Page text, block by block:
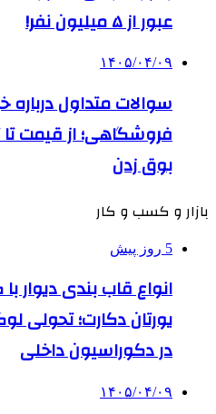
عبور از ۵ میلیون نفر!
۱۴۰۵/۰۴/۰۹
سوالات متداول
فروشگاهی؛ از قیمت
بوق زدن
بازار و کسب و کار
5 روز پیش
انواع قاب بندی دیوار
یورتان دکارت؛ تحولی
در دکوراسیون داخلی
۱۴۰۵/۰۴/۰۹